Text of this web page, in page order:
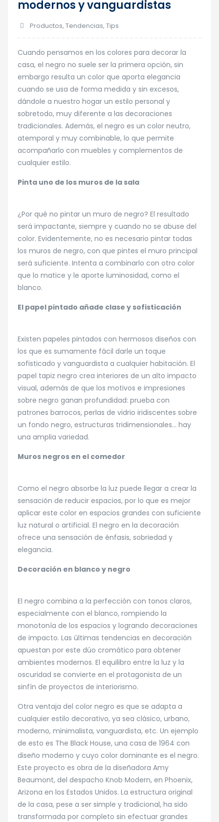
modernos y vanguardistas
Productos,Tendencias,Tips
Cuando pensamos en los colores para decorar la
casa, el negro no suele ser la primera opción, sin
embargo resulta un color que aporta elegancia
cuando se usa de forma medida y sin excesos,
dándole a nuestro hogar un estilo personal y
sobretodo, muy diferente a las decoraciones
tradicionales. Además, el negro es un color neutro,
atemporal y muy combinable, lo que permite
acompañarlo con muebles y complementos de
cualquier estilo.
Pinta uno de los muros de la sala
¿Por qué no pintar un muro de negro? El resultado
será impactante, siempre y cuando no se abuse del
color. Evidentemente, no es necesario pintar todas
los muros de negro, con que pintes el muro principal
será suficiente. Intenta a combinarlo con otro color
que lo matice y le aporte luminosidad, como el
blanco.
El papel pintado añade clase y sofisticación
Existen papeles pintados con hermosos diseños con
los que es sumamente fácil darle un toque
sofisticado y vanguardista a cualquier habitación. El
papel tapiz negro crea interiores de un alto impacto
visual, además de que los motivos e impresiones
sobre negro ganan profundidad: prueba con
patrones barrocos, perlas de vidrio iridiscentes sobre
un fondo negro, estructuras tridimensionales… hay
una amplia variedad.
Muros negros en el comedor
Como el negro absorbe la luz puede llegar a crear la
sensación de reducir espacios, por lo que es mejor
aplicar este color en espacios grandes con suficiente
luz natural o artificial. El negro en la decoración
ofrece una sensación de énfasis, sobriedad y
elegancia.
Decoración en blanco y negro
El negro combina a la perfección con tonos claros,
especialmente con el blanco, rompiendo la
monotonía de los espacios y logrando decoraciones
de impacto. Las últimas tendencias en decoración
apuestan por este dúo cromático para obtener
ambientes modernos. El equilibro entre la luz y la
oscuridad se convierte en el protagonista de un
sinfín de proyectos de interiorismo.
Otra ventaja del color negro es que se adapta a
cualquier estilo decorativo, ya sea clásico, urbano,
moderno, minimalista, vanguardista, etc. Un ejemplo
de esto es The Black House, una casa de 1964 con
diseño moderno y cuyo color dominante es el negro.
Este proyecto es obra de la diseñadora Amy
Beaumont, del despacho Knob Modern, en Phoenix,
Arizona en los Estados Unidos. La estructura original
de la casa, pese a ser simple y tradicional, ha sido
transformada por completo sin efectuar grandes